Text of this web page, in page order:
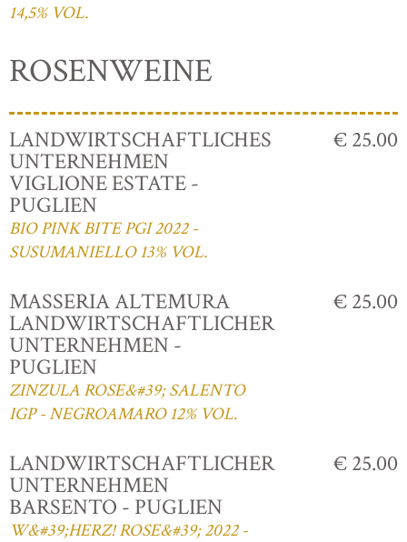
14,5% VOL.
ROSENWEINE
LANDWIRTSCHAFTLICHES
UNTERNEHMEN
VIGLIONE ESTATE -
PUGLIEN
BIO PINK BITE PGI 2022 -
SUSUMANIELLO 13% VOL.
€ 25.00
MASSERIA ALTEMURA
LANDWIRTSCHAFTLICHER
UNTERNEHMEN -
PUGLIEN
ZINZULA ROSE&#39; SALENTO
IGP - NEGROAMARO 12% VOL.
€ 25.00
LANDWIRTSCHAFTLICHER
UNTERNEHMEN
BARSENTO - PUGLIEN
W&#39;HERZ! ROSE&#39; 2022 -
€ 25.00